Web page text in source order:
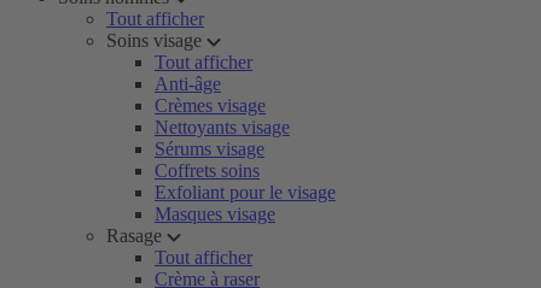
Tout afficher
Soins visage
Tout afficher
Anti-âge
Crèmes visage
Nettoyants visage
Sérums visage
Coffrets soins
Exfoliant pour le visage
Masques visage
Rasage
Tout afficher
Crème à raser